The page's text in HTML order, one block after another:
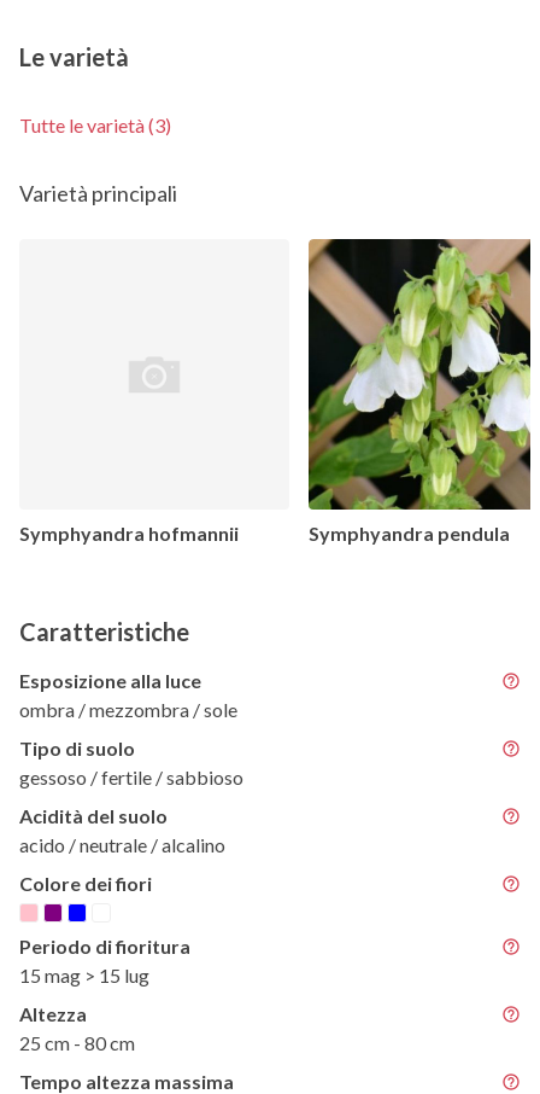
Le varietà
Tutte le varietà (3)
Varietà principali
Symphyandra hofmannii Symphyandra pendula
Caratteristiche
Esposizione alla luce
ombra / mezzombra / sole
Tipo di suolo
gessoso / fertile / sabbioso
Acidità del suolo
acido / neutrale / alcalino
Colore dei fiori
Periodo di fioritura
15 mag > 15 lug
Altezza
25 cm - 80 cm
Tempo altezza massima